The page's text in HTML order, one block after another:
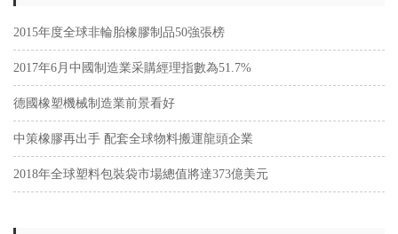
2015年度全球非輪胎橡膠制品50強張榜
2017年6月中國制造業采購經理指數為51.7%
德國橡塑機械制造業前景看好
中策橡膠再出手 配套全球物料搬運龍頭企業
2018年全球塑料包裝袋市場總值將達373億美元